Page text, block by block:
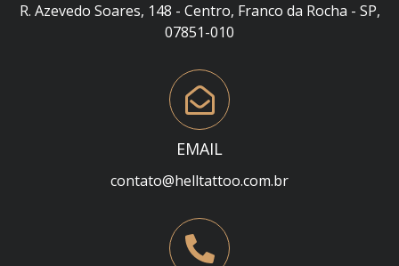
R. Azevedo Soares, 148 - Centro, Franco da Rocha - SP,
07851-010
EMAIL
contato@helltattoo.com.br